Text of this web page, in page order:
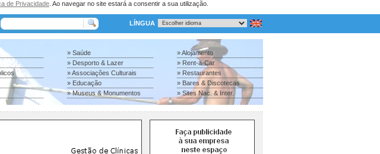
de Privacidade . Ao navegar no site estará a consentir a sua utilização.
LÍNGUA
» Saúde
» Desporto & Lazer
» Associações Culturais
» Educação
» Museus & Monumentos
» Alojamento
» Rent-a-Car
» Restaurantes
» Bares & Discotecas
» Sites Nac. & Inter.